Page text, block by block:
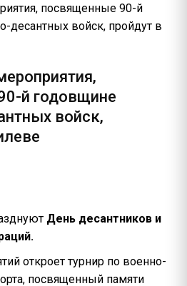
посвященные 90-й
десантных войск, пройдут в
й годовщине
войск,
День десантников и
откроет турнир по военно-
посвященный памяти